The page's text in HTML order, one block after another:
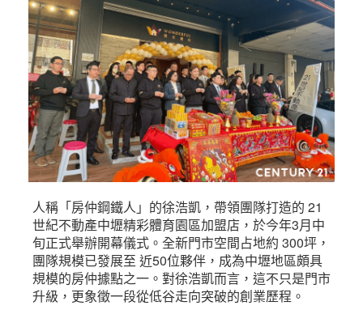
人稱「房仲鋼鐵人」的徐浩凱，帶領團隊打造的 21
世紀不動產中壢精彩體育園區加盟店，於今年3月中
旬正式舉辦開幕儀式。全新門市空間占地約 300坪，
團隊規模已發展至 近50位夥伴，成為中壢地區頗具
規模的房仲據點之一。對徐浩凱而言，這不只是門市
升級，更象徵一段從低谷走向突破的創業歷程。